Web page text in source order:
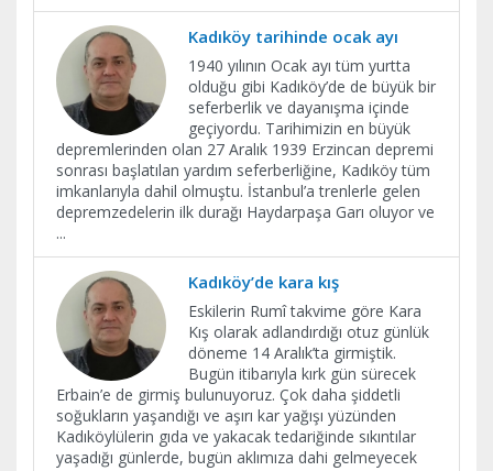
Kadıköy tarihinde ocak ayı
1940 yılının Ocak ayı tüm yurtta
olduğu gibi Kadıköy’de de büyük bir
seferberlik ve dayanışma içinde
geçiyordu. Tarihimizin en büyük
depremlerinden olan 27 Aralık 1939 Erzincan depremi
sonrası başlatılan yardım seferberliğine, Kadıköy tüm
imkanlarıyla dahil olmuştu. İstanbul’a trenlerle gelen
depremzedelerin ilk durağı Haydarpaşa Garı oluyor ve
...
Kadıköy’de kara kış
Eskilerin Rumî takvime göre Kara
Kış olarak adlandırdığı otuz günlük
döneme 14 Aralık’ta girmiştik.
Bugün itibarıyla kırk gün sürecek
Erbain’e de girmiş bulunuyoruz. Çok daha şiddetli
soğukların yaşandığı ve aşırı kar yağışı yüzünden
Kadıköylülerin gıda ve yakacak tedariğinde sıkıntılar
yaşadığı günlerde, bugün aklımıza dahi gelmeyecek